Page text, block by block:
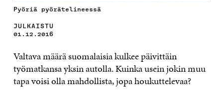
Pyöriä pyörätelineessä
JULKAISTU
01.12.2016
Valtava määrä suomalaisia kulkee päivittäin
työmatkansa yksin autolla. Kuinka usein jokin muu
tapa voisi olla mahdollista, jopa houkuttelevaa?